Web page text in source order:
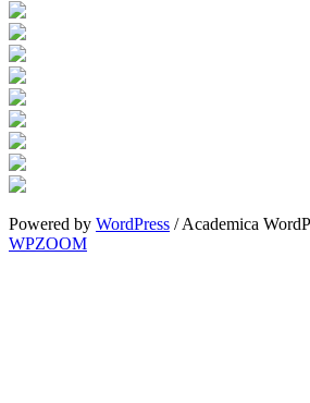
Powered by WordPress / Academica
WPZOOM